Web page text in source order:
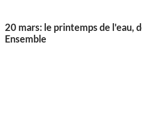
20 mars: le printemps de l'eau,
Ensemble